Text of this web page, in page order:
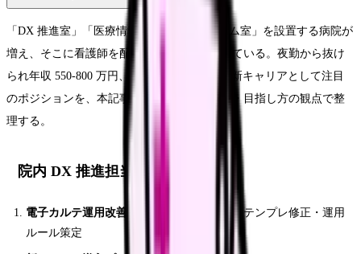
「DX 推進室」「医療情報部」「情報システム室」を設置する病院が
増え、そこに看護師を配置する動きが広がっている。夜勤から抜け
られ年収 550-800 万円、臨床経験を活かした新キャリアとして注目
のポジションを、本記事は役割・必要スキル・目指し方の観点で整
理する。
院内 DX 推進担当看護師の役割
電子カルテ運用改善
:現場の声を吸い上げ、テンプレ修正・運用
ルール策定